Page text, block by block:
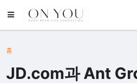
홈
JD.com과 Ant